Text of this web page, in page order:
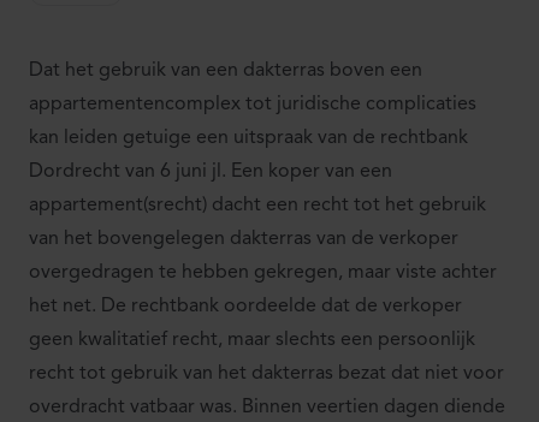
Dat het gebruik van een dakterras boven een
appartementencomplex tot juridische complicaties
kan leiden getuige een uitspraak van de rechtbank
Dordrecht van 6 juni jl. Een koper van een
appartement(srecht) dacht een recht tot het gebruik
van het bovengelegen dakterras van de verkoper
overgedragen te hebben gekregen, maar viste achter
het net. De rechtbank oordeelde dat de verkoper
geen kwalitatief recht, maar slechts een persoonlijk
recht tot gebruik van het dakterras bezat dat niet voor
overdracht vatbaar was. Binnen veertien dagen diende